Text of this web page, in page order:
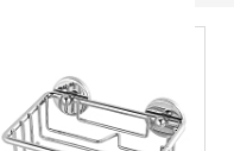
® Saboneteira
tipo cesto de
montar na parede,